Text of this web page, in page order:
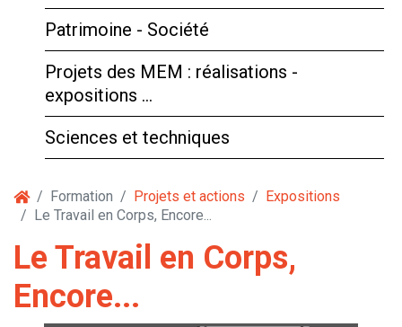
Patrimoine - Société
Projets des MEM : réalisations -
expositions …
Sciences et techniques
Formation Projets et actions
Expositions
Le Travail en Corps, Encore...
Le Travail en Corps,
Encore...